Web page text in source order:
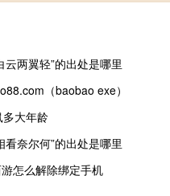
云两翼轻”的出处是哪里
（baobao exe）
大年龄
看奈尔何”的出处是哪里
怎么解除绑定手机